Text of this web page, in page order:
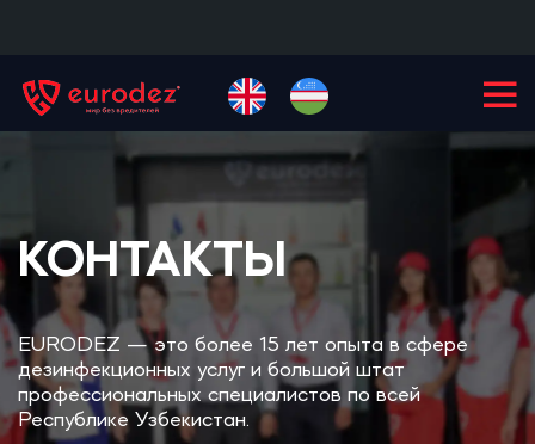
КОНТАКТЫ
EURODEZ — это более 15 лет опыта в сфере
дезинфекционных услуг и большой штат
профессиональных специалистов по всей
Республике Узбекистан.